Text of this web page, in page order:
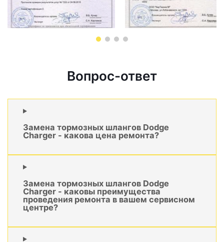
Вопрос-ответ
Замена тормозных шлангов Dodge
Charger - какова цена ремонта?
Замена тормозных шлангов Dodge
Charger - каковы преимущества
проведения ремонта в вашем сервисном
центре?